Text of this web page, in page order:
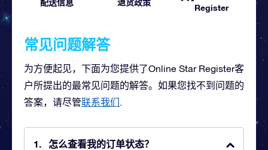
配送信息 退货政策
Register
常见问题解答
为方便起见，下面为您提供了Online Star Register客
户所提出的最常见问题的解答。如果您找不到问题的
答案，请尽管联系我们.
怎么查看我的订单状态？